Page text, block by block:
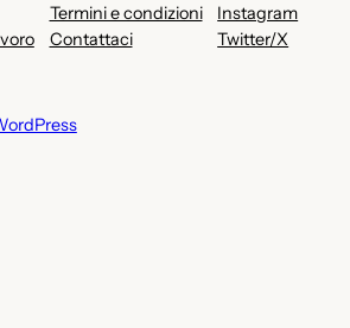
Termini e condizioni
Contattaci
Instagram
Twitter/X